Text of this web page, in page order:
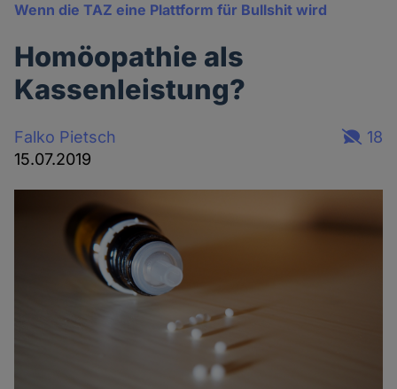
Wenn die TAZ eine Plattform für Bullshit wird
Homöopathie als
Kassenleistung?
Falko Pietsch
15.07.2019
18